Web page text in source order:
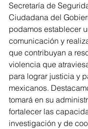
Secretaría de
Ciudadana del
podamos establecer
comunicación y
que contribuyan a
violencia que
para lograr justicia y
mexicanos.
tomará en su
fortalecer las
investigación y de